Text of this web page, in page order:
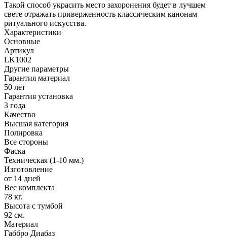
Такой способ украсить место захоронения будет в лучшем
свете отражать приверженность классическим канонам
ритуального искусства.
Характеристики
Основные
Артикул
LK1002
Другие параметры
Гарантия материал
50 лет
Гарантия установка
3 года
Качество
Высшая категория
Полировка
Все стороны
Фаска
Техническая (1-10 мм.)
Изготовление
от 14 дней
Вес комплекта
78 кг.
Высота с тумбой
92 см.
Материал
Габбро Диабаз